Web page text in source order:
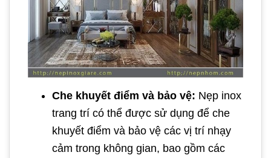
Che khuyết điểm và bảo vệ: Nẹp inox
trang trí có thể được sử dụng để che
khuyết điểm và bảo vệ các vị trí nhạy
cảm trong không gian, bao gồm các